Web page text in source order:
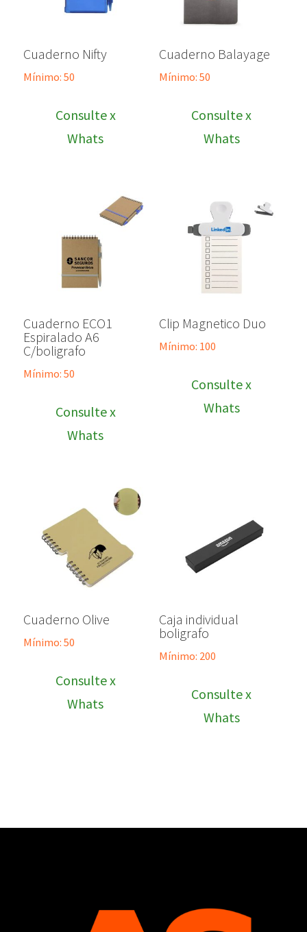
Cuaderno Nifty
Mínimo: 50
Consulte x
Whats
Cuaderno Balayage
Mínimo: 50
Consulte x
Whats
Cuaderno ECO1
Espiralado A6
C/boligrafo
Mínimo: 50
Consulte x
Whats
Clip Magnetico Duo
Mínimo: 100
Consulte x
Whats
Cuaderno Olive
Mínimo: 50
Consulte x
Whats
Caja individual
boligrafo
Mínimo: 200
Consulte x
Whats